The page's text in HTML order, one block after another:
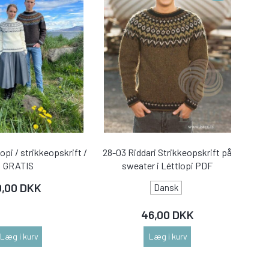
/ strikkeopskrift /
GRATIS
DKK
Læg i kurv
28-03 Riddari Strikkeopskrift på
sweater i Léttlopi PDF
Dansk
46,00 DKK
Læg i kurv